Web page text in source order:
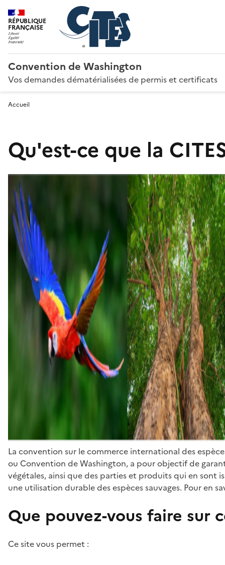
RÉPUBLIQUE
FRANÇAISE
Convention de Washington
Vos demandes dématérialisées de permis et certificats
Accueil
Qu'est-ce que la
La convention sur le commerce international des
ou Convention de Washington, a pour objectif de
végétales, ainsi que des parties et produits qui en sont
une utilisation durable des espèces sauvages. Pour en
Que pouvez-vous faire sur
Ce site vous permet :